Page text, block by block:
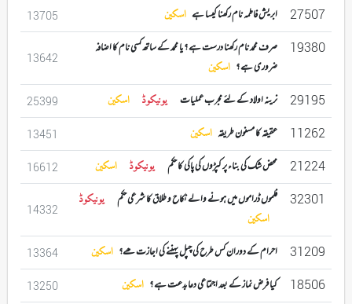
27507 ابریش فاطمہ نام رکھنا کیسا ہے اسکین 13705
19380
صرف محمد نام رکھنا درست ہے ؟ یا محمد کے ساتھ کسی نام کا اضافہ
ضروری ہے ؟ اسکین
13642
29195 نرینہ اولاد کے لئے مجرب عملیات یونیکوڈ اسکین 25399
11262 عقیقہ کا مسنون طریقہ اسکین 13451
21224 محض شک کی بناء پر کپڑوں کی پاکی کا حکم یونیکوڈ اسکین 16612
32301 فلموں ڈراموں میں ہونے والے نکاح و طلاق کا شرعی حکم
یونیکوڈ
اسکین
14332
31209 احرام کے دوران کس طرح کی چپل پہننے کی اجازت ھے؟ اسکین 13364
18506 کیا فرض نماز کے بعد اجتماعی دعا بدعت ہے ؟ اسکین 13250